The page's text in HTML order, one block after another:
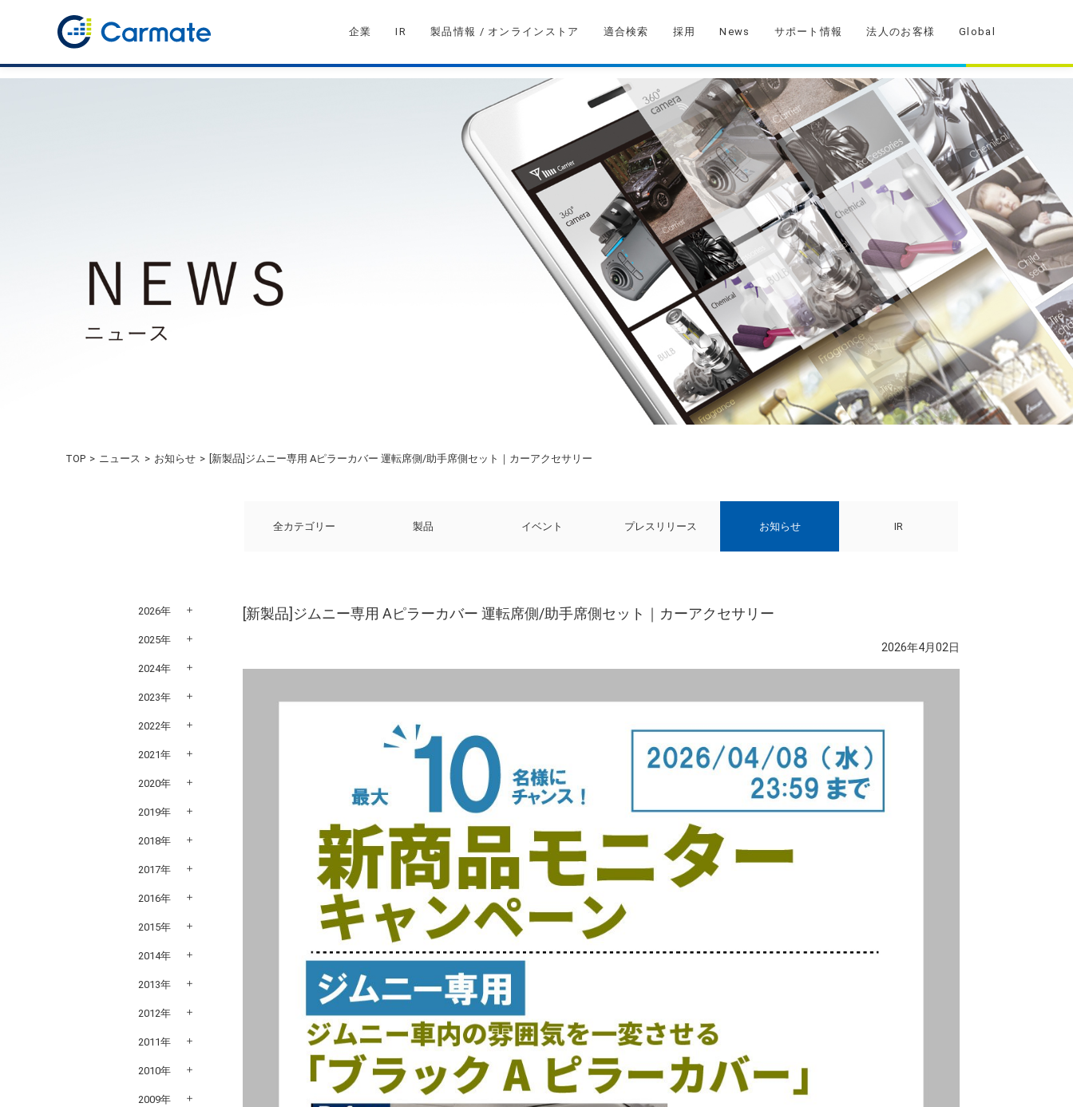
企業 IR 製品情報 / オンラインストア 適合検索 採用 News サポート情報 法人のお客様 Global
TOP ニュース お知らせ [新製品]ジムニー専用 Aピラーカバー 運転席側/助手席側セット｜カーアクセサリー
全カテゴリー 製品 イベント プレスリリース お知らせ IR
[新製品]ジムニー専用 Aピラーカバー 運転席側/助手席側セット｜カーアクセサリー
2026年4月02日
2026年
2025年
2024年
2023年
2022年
2021年
2020年
2019年
2018年
2017年
2016年
2015年
2014年
2013年
2012年
2011年
2010年
2009年